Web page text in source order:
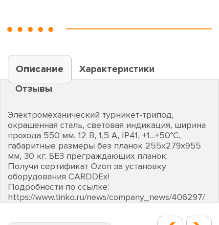
Описание
Характеристики
Отзывы
Электромеханический турникет-трипод,
окрашенная сталь, световая индикация, ширина
прохода 550 мм, 12 В, 1,5 А, IP41, +1…+50°C,
габаритные размеры без планок 255х279х955
мм, 30 кг. БЕЗ преграждающих планок.
Получи сертификат Ozon за установку
оборудования CARDDEх!
Подробности по ссылке:
https://www.tinko.ru/news/company_news/406297/